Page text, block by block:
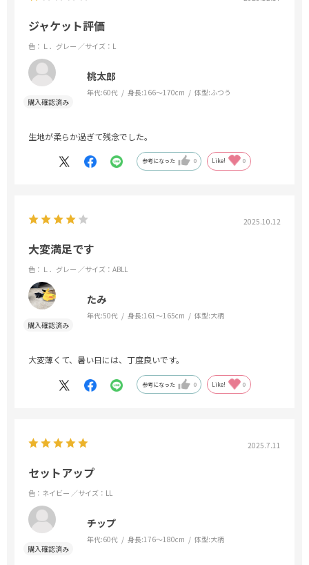
ジャケット評価
色：Ｌ．グレー ／サイズ：L
桃太郎
年代:60代 身長:166～170cm 体型:ふつう
生地が柔らか過ぎて残念でした。
参考になった 0 Like! 0
2025.10.12
大変満足です
色：Ｌ．グレー ／サイズ：ABLL
たみ
年代:50代 身長:161～165cm 体型:大柄
大変薄くて、暑い日には、丁度良いです。
参考になった 0 Like! 0
2025.7.11
セットアップ
色：ネイビー ／サイズ：LL
チップ
年代:60代 身長:176～180cm 体型:大柄